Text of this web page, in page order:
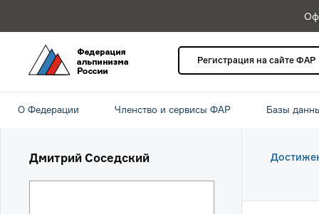
Регистрация на сайте ФАР
О Федерации Членство и сервисы ФАР Базы
Дмитрий Соседский